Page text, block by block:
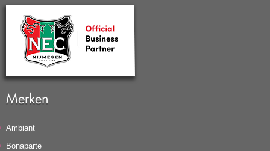
Merken
Ambiant
Bonaparte